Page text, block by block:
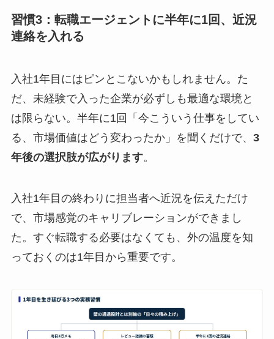
習慣3：転職エージェントに半年に1回、近況
連絡を入れる
入社1年目にはピンとこないかもしれません。た
だ、未経験で入った企業が必ずしも最適な環境と
は限らない。半年に1回「今こういう仕事をしてい
る、市場価値はどう変わったか」を聞くだけで、 3
年後の選択肢が広がります。
入社1年目の終わりに担当者へ近況を伝えただけ
で、市場感覚のキャリブレーションができまし
た。すぐ転職する必要はなくても、外の温度を知
っておくのは1年目から重要です。